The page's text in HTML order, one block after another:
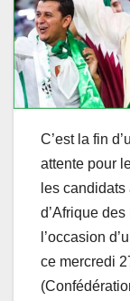
C’est la fin
attente pour
les
d’Afrique
l’occasion
ce mercredi